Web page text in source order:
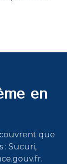
en
que
: Sucuri,